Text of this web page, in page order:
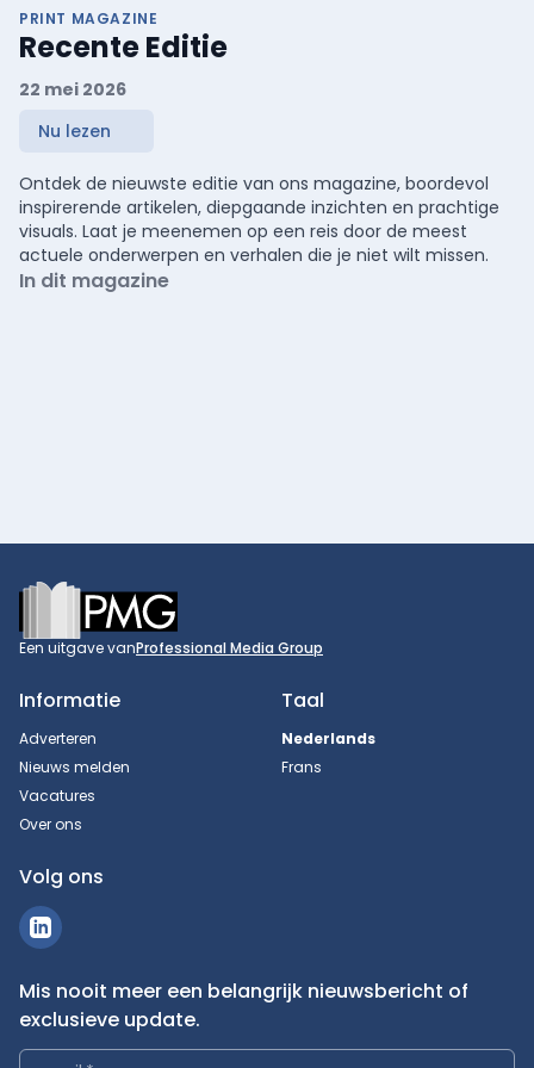
PRINT MAGAZINE
Recente Editie
22 mei 2026
Nu lezen
Ontdek de nieuwste editie van ons magazine, boordevol
inspirerende artikelen, diepgaande inzichten en prachtige
visuals. Laat je meenemen op een reis door de meest
actuele onderwerpen en verhalen die je niet wilt missen.
In dit magazine
Footer
Een uitgave vanProfessional Media Group
Informatie
Adverteren
Nieuws melden
Vacatures
Over ons
Taal
Nederlands
Frans
Volg ons
Mis nooit meer een belangrijk nieuwsbericht of
exclusieve update.